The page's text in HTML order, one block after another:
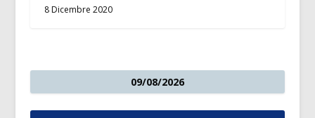
8 Dicembre 2020
09/08/2026